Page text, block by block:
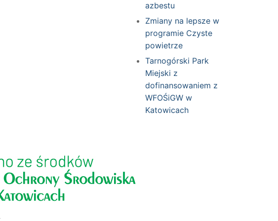
azbestu
Zmiany na lepsze w
programie Czyste
powietrze
Tarnogórski Park
Miejski z
dofinansowaniem z
WFOŚiGW w
Katowicach